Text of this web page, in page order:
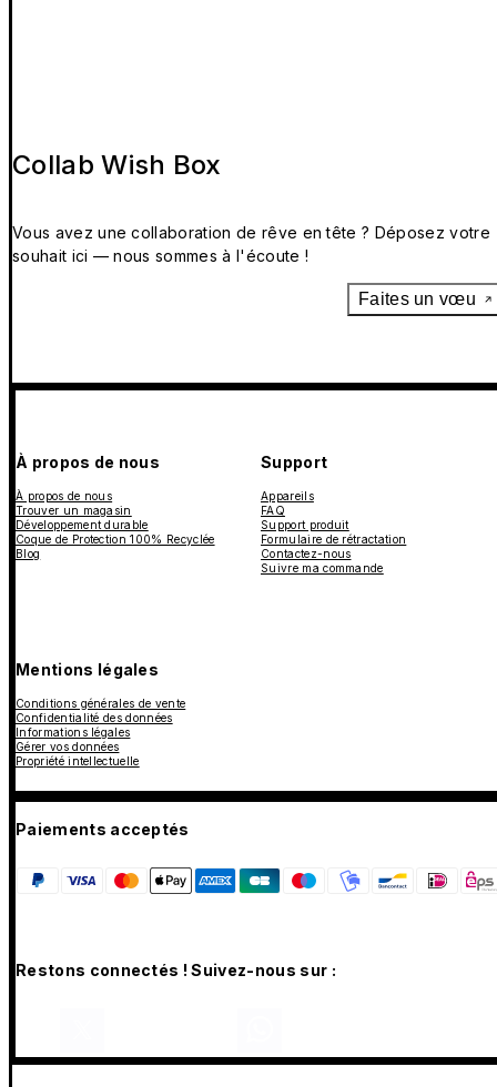
Collab Wish Box
Vous avez une collaboration de rêve en tête ? Déposez votre
souhait ici — nous sommes à l'écoute !
Faites un vœu
À propos de nous
À propos de nous
Trouver un magasin
Développement durable
Coque de Protection 100% Recyclée
Blog
Support
Appareils
FAQ
Support produit
Formulaire de rétractation
Contactez-nous
Suivre ma commande
Mentions légales
Conditions générales de vente
Confidentialité des données
Informations légales
Gérer vos données
Propriété intellectuelle
Paiements acceptés
Restons connectés ! Suivez-nous sur :